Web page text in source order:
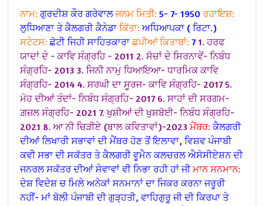
ਨਾਮ: ਗੁਰਦੀਸ਼ ਕੌਰ ਗਰੇਵਾਲਜਨਮ ਮਿਤੀ: 5- 7- 1950ਰਹਾਇਸ਼:
ਲੁਧਿਆਣਾ ਤੇ ਕੈਲਗਰੀ ਕੈਨੇਡਾਕਿੱਤਾ: ਅਧਿਆਪਕਾ ( ਰਿਟਾ.)
ਸਟੇਟਸ: ਛੋਟੀ ਜਿਹੀ ਸਾਹਿਤਕਾਰਾਛਪੀਆਂ ਕਿਤਾਬਾਂ: 71. ਹਰਫ
ਯਾਦਾਂ ਦੇ - ਕਾਵਿ ਸੰਗ੍ਰਹਿ - 2011 2. ਸੋਚਾਂ ਦੇ ਸਿਰਨਾਵੇਂ- ਨਿਬੰਧ
ਸੰਗ੍ਰਹਿ- 2013 3. ਜਿਨੀ ਨਾਮੁ ਧਿਆਇਆ- ਧਾਰਮਿਕ ਕਾਵਿ
ਸੰਗ੍ਰਹਿ- 20144. ਸਰਘੀ ਦਾ ਸੂਰਜ- ਕਾਵਿ ਸੰਗ੍ਰਹਿ- 20175.
ਮੋਹ ਦੀਆਂ ਤੰਦਾਂ- ਨਿਬੰਧ ਸੰਗ੍ਰਹਿ- 2017 6. ਸਾਹਾਂ ਦੀ ਸਰਗਮ-
ਗ਼ਜ਼ਲ ਸੰਗ੍ਰਹਿ- 20217. ਖੁਸ਼ੀਆਂ ਦੀ ਖੁਸ਼ਬੋਈ- ਨਿਬੰਧ ਸੰਗ੍ਰਹਿ-
2021 8. ਆ ਨੀ ਚਿੜੀਏ (ਬਾਲ ਕਵਿਤਾਵਾਂ)-2023 ਮੈਂਬਰ: ਕੈਲਗਰੀ
ਦੀਆਂ ਲਿਖਾਰੀ ਸਭਾਵਾਂ ਦੀ ਮੈਂਬਰ ਹੋਣ ਤੋਂ ਇਲਾਵਾ, ਵਿਸ਼ਵ ਪੰਜਾਬੀ
ਕਵੀ ਸਭਾ ਦੀ ਸਕੱਤਰ ਤੇ ਕੈਲਗਰੀ ਵੂਮੈਨ ਕਲਚਰਲ ਐਸੋਸੀਏਸ਼ਨ ਦੀ
ਜਨਰਲ ਸਕੱਤਰ ਦੀਆਂ ਸੇਵਾਵਾਂ ਵੀ ਨਿਭਾ ਰਹੀ ਹਾਂ ਜੀਮਾਨ ਸਨਮਾਨ:
ਦੇਸ਼ ਵਿਦੇਸ਼ ਚ ਮਿਲੇ ਅਨੇਕਾਂ ਸਨਮਾਨਾਂ ਦਾ ਜਿਕਰ ਕਰਨਾ ਜਰੂਰੀ
ਨਹੀਂ- ਮਾਂ ਬੋਲੀ ਪੰਜਾਬੀ ਦੀ ਗੁੜ੍ਹਤੀ, ਵਾਹਿਗੁਰੂ ਜੀ ਦੀ ਕਿਰਪਾ ਤੇ